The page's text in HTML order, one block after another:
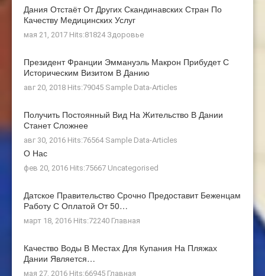
Дания Отстаёт От Других Скандинавских Стран По
Качеству Медицинских Услуг
мая 21, 2017 Hits:81824 Здоровье
Президент Франции Эммануэль Макрон Прибудет С
Историческим Визитом В Данию
авг 20, 2018 Hits:79045 Sample Data-Articles
Получить Постоянный Вид На Жительство В Дании
Станет Сложнее
авг 30, 2016 Hits:76564 Sample Data-Articles
О Нас
фев 20, 2016 Hits:75667 Uncategorised
Датское Правительство Срочно Предоставит Беженцам
Работу С Оплатой От 50…
март 18, 2016 Hits:72240 Главная
Качество Воды В Местах Для Купания На Пляжах
Дании Является…
мая 27, 2016 Hits:66945 Главная